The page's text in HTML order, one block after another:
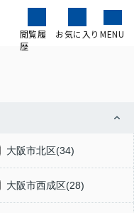
閲覧履
歴
お気に入り MENU
大阪市北区(34)
大阪市西成区(28)